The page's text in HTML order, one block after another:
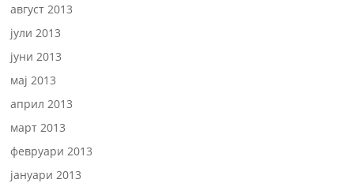
август 2013
јули 2013
јуни 2013
мај 2013
април 2013
март 2013
февруари 2013
јануари 2013